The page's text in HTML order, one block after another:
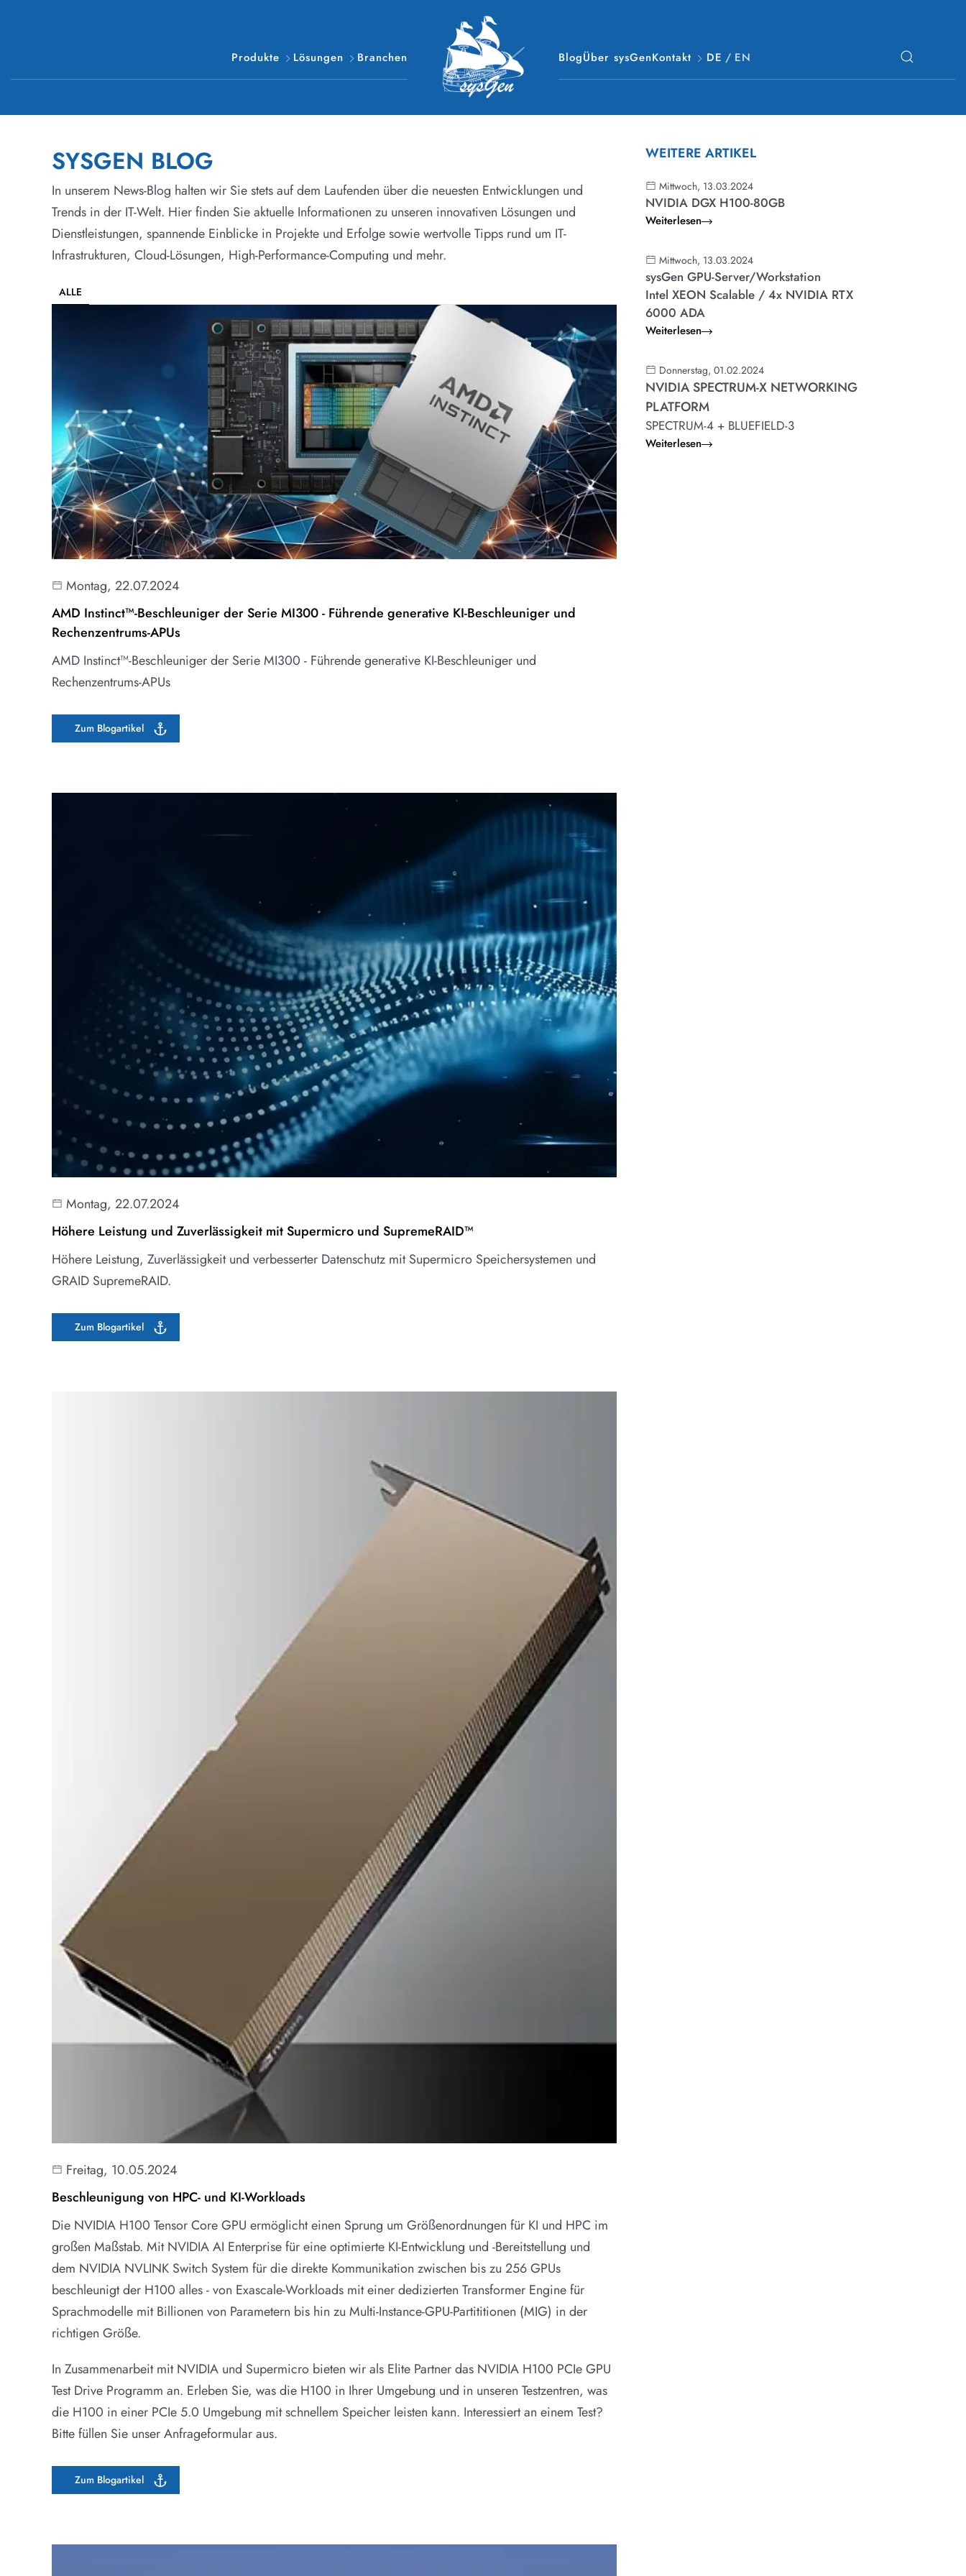
Produkte Lösungen Branchen BlogÜber sysGenKontakt DE / EN
SYSGEN BLOG
In unserem News-Blog halten wir Sie stets auf dem Laufenden über die neuesten Entwicklungen und
Trends in der IT-Welt. Hier finden Sie aktuelle Informationen zu unseren innovativen Lösungen und
Dienstleistungen, spannende Einblicke in Projekte und Erfolge sowie wertvolle Tipps rund um IT-
Infrastrukturen, Cloud-Lösungen, High-Performance-Computing und mehr.
ALLE
Montag, 22.07.2024
AMD Instinct™-Beschleuniger der Serie MI300 - Führende generative KI-Beschleuniger und
Rechenzentrums-APUs
AMD Instinct™-Beschleuniger der Serie MI300 - Führende generative KI-Beschleuniger und
Rechenzentrums-APUs
Zum Blogartikel
Montag, 22.07.2024
Höhere Leistung und Zuverlässigkeit mit Supermicro und SupremeRAID™
Höhere Leistung, Zuverlässigkeit und verbesserter Datenschutz mit Supermicro Speichersystemen und
GRAID SupremeRAID.
Zum Blogartikel
Freitag, 10.05.2024
Beschleunigung von HPC- und KI-Workloads
Die NVIDIA H100 Tensor Core GPU ermöglicht einen Sprung um Größenordnungen für KI und HPC im
großen Maßstab. Mit NVIDIA AI Enterprise für eine optimierte KI-Entwicklung und -Bereitstellung und
dem NVIDIA NVLINK Switch System für die direkte Kommunikation zwischen bis zu 256 GPUs
beschleunigt der H100 alles - von Exascale-Workloads mit einer dedizierten Transformer Engine für
Sprachmodelle mit Billionen von Parametern bis hin zu Multi-Instance-GPU-Partititionen (MIG) in der
richtigen Größe.
In Zusammenarbeit mit NVIDIA und Supermicro bieten wir als Elite Partner das NVIDIA H100 PCIe GPU
Test Drive Programm an. Erleben Sie, was die H100 in Ihrer Umgebung und in unseren Testzentren, was
die H100 in einer PCIe 5.0 Umgebung mit schnellem Speicher leisten kann. Interessiert an einem Test?
Bitte füllen Sie unser Anfrageformular aus.
Zum Blogartikel
WEITERE ARTIKEL
Mittwoch, 13.03.2024
NVIDIA DGX H100-80GB
Weiterlesen
Mittwoch, 13.03.2024
sysGen GPU-Server/Workstation
Intel XEON Scalable / 4x NVIDIA RTX
6000 ADA
Weiterlesen
Donnerstag, 01.02.2024
NVIDIA SPECTRUM-X NETWORKING
PLATFORM
SPECTRUM-4 + BLUEFIELD-3
Weiterlesen